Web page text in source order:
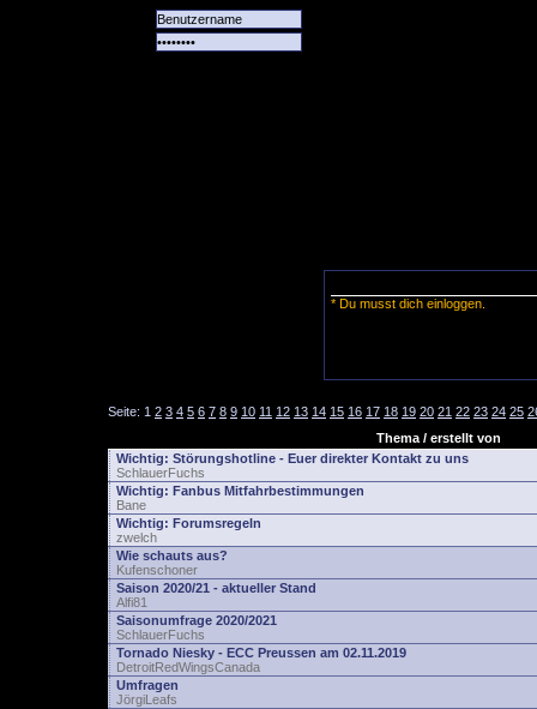
* Du musst dich einloggen.
Seite: 1 2 3 4 5 6 7 8 9 10 11 12 13 14 15 16 17 18 19 20 21 22 23 24 25
Thema / erstellt von
Wichtig: Störungshotline - Euer direkter Kontakt zu uns
SchlauerFuchs
Wichtig: Fanbus Mitfahrbestimmungen
Bane
Wichtig: Forumsregeln
zwelch
Wie schauts aus?
Kufenschoner
Saison 2020/21 - aktueller Stand
Alfi81
Saisonumfrage 2020/2021
SchlauerFuchs
Tornado Niesky - ECC Preussen am 02.11.2019
DetroitRedWingsCanada
Umfragen
JörgiLeafs